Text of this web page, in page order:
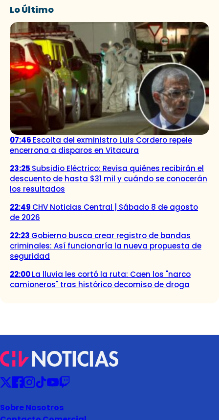
Lo Último
07:46 Escolta del exministro Luis Cordero repele
encerrona a disparos en Vitacura
23:25 Subsidio Eléctrico: Revisa quiénes recibirán el
descuento de hasta $31 mil y cuándo se conocerán
los resultados
22:49 CHV Noticias Central | Sábado 8 de agosto
de 2026
22:23 Gobierno busca crear registro de bandas
criminales: Así funcionaría la nueva propuesta de
seguridad
22:00La lluvia les cortó la ruta: Caen los "narco
camioneros" tras histórico decomiso de droga
Sobre Nosotros